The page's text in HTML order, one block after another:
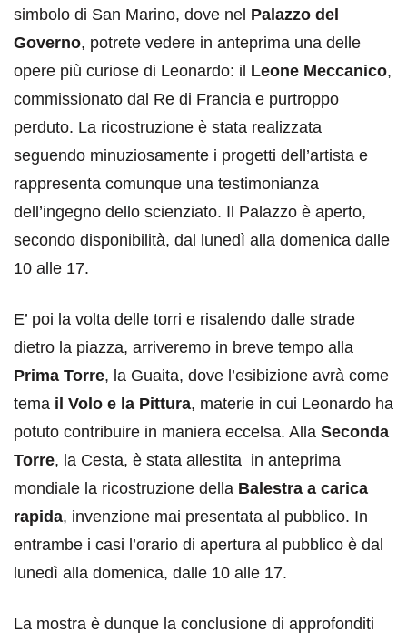
simbolo di San Marino, dove nel Palazzo del
Governo, potrete vedere in anteprima una delle
opere più curiose di Leonardo: il Leone Meccanico,
commissionato dal Re di Francia e purtroppo
perduto. La ricostruzione è stata realizzata
seguendo minuziosamente i progetti dell’artista e
rappresenta comunque una testimonianza
dell’ingegno dello scienziato. Il Palazzo è aperto,
secondo disponibilità, dal lunedì alla domenica dalle
10 alle 17.
E’ poi la volta delle torri e risalendo dalle strade
dietro la piazza, arriveremo in breve tempo alla
Prima Torre, la Guaita, dove l’esibizione avrà come
tema il Volo e la Pittura, materie in cui Leonardo ha
potuto contribuire in maniera eccelsa. Alla Seconda
Torre, la Cesta, è stata allestita in anteprima
mondiale la ricostruzione della Balestra a carica
rapida, invenzione mai presentata al pubblico. In
entrambe i casi l’orario di apertura al pubblico è dal
lunedì alla domenica, dalle 10 alle 17.
La mostra è dunque la conclusione di approfonditi